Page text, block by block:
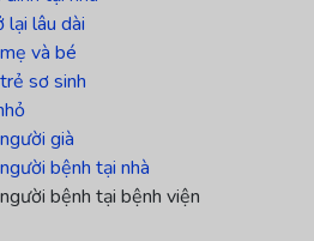
lại lâu dài
và bé
sơ sinh
già
bệnh tại nhà
bệnh tại bệnh viện